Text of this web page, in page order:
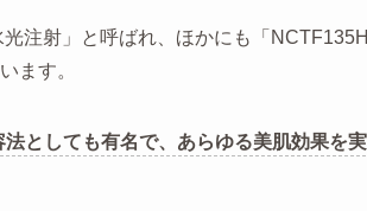
注射」と呼ばれ、ほかにも「
ます。
としても有名で、あらゆる美肌効果を実